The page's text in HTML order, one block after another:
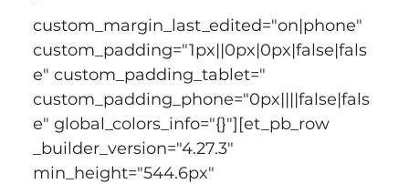
custom_margin_last_edited="on|phone"
custom_padding="1px||0px|0px|false|fals
e" custom_padding_tablet="
custom_padding_phone="0px||||false|fals
e" global_colors_info="{}"][et_pb_row
_builder_version="4.27.3"
min_height="544.6px"